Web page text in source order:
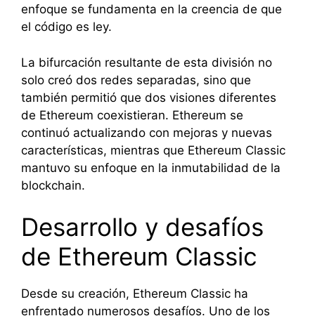
enfoque se fundamenta en la creencia de que
el código es ley.
La bifurcación resultante de esta división no
solo creó dos redes separadas, sino que
también permitió que dos visiones diferentes
de Ethereum coexistieran. Ethereum se
continuó actualizando con mejoras y nuevas
características, mientras que Ethereum Classic
mantuvo su enfoque en la inmutabilidad de la
blockchain.
Desarrollo y desafíos
de Ethereum Classic
Desde su creación, Ethereum Classic ha
enfrentado numerosos desafíos. Uno de los